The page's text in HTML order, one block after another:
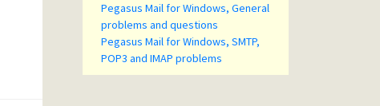
Pegasus Mail for Windows, General
problems and questions
Pegasus Mail for Windows, SMTP,
POP3 and IMAP problems